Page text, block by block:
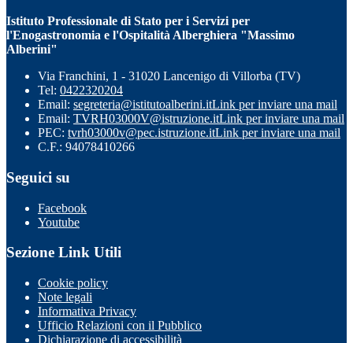
Istituto Professionale di Stato per i Servizi per
l'Enogastronomia e l'Ospitalità Alberghiera "Massimo
Alberini"
Via Franchini, 1 - 31020 Lancenigo di Villorba (TV)
Tel: 0422320204
Email: segreteria@istitutoalberini.itLink per inviare una mail
Email: TVRH03000V@istruzione.itLink per inviare una mail
PEC: tvrh03000v@pec.istruzione.itLink per inviare una mail
C.F.: 94078410266
Seguici su
Facebook
Youtube
Sezione Link Utili
Cookie policy
Note legali
Informativa Privacy
Ufficio Relazioni con il Pubblico
Dichiarazione di accessibilità